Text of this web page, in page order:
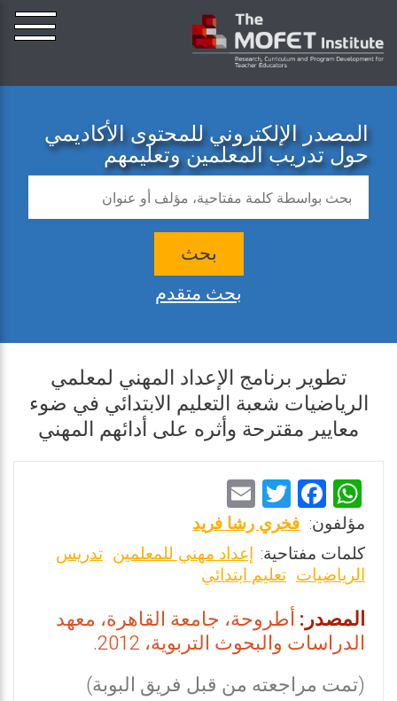
المصدر الإلكتروني للمحتوى الأكاديمي
حول تدريب المعلمين وتعليمهم
بحث
بحث متقدم
تطوير برنامج الإعداد المهني لمعلمي
الرياضيات شعبة التعليم الابتدائي في ضوء
معايير مقترحة وأثره على أدائهم المهني
W
h
at
s
A
p
p
F
a
ce
b
o
o
k
T
wi
tt
er
m
ai
l
مؤلفون: فخري رشا فريد
كلمات مفتاحية: إعداد مهني للمعلمين تدريس
الرياضيات تعليم ابتدائي
المصدر: أطروحة، جامعة القاهرة، معهد
الدراسات والبحوث التربوية، 2012.
(تمت مراجعته من قبل فريق البوبة)